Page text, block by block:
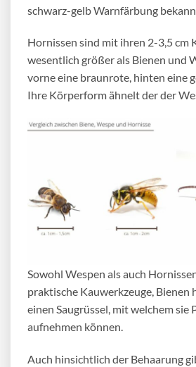
schwarz-gelb Warnfärbung
Hornissen sind mit ihren 2-3,5 cm
wesentlich größer als Bienen und
vorne eine braunrote, hinten eine
Ihre Körperform ähnelt der der
Sowohl Wespen als auch
praktische Kauwerkzeuge, Bienen
einen Saugrüssel, mit welchem sie
aufnehmen können.
Auch hinsichtlich der Behaarung